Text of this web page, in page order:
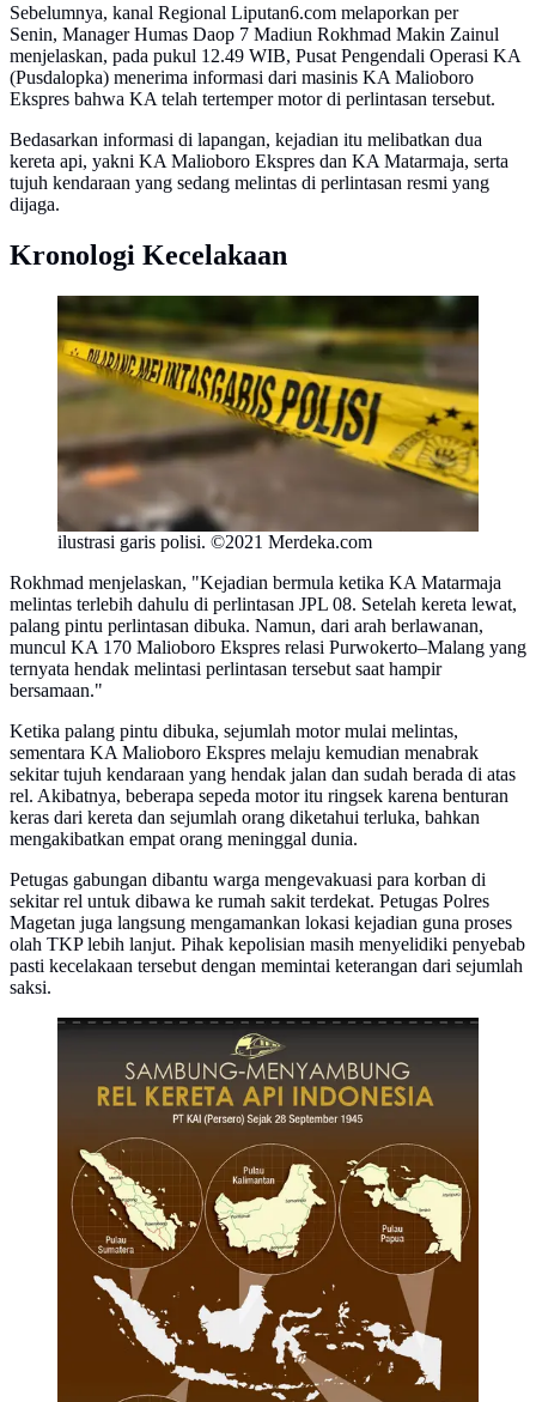
Sebelumnya, kanal Regional Liputan6.com melaporkan per
Senin, Manager Humas Daop 7 Madiun Rokhmad Makin Zainul
menjelaskan, pada pukul 12.49 WIB, Pusat Pengendali Operasi KA
(Pusdalopka) menerima informasi dari masinis KA Malioboro
Ekspres bahwa KA telah tertemper motor di perlintasan tersebut.
Bedasarkan informasi di lapangan, kejadian itu melibatkan dua
kereta api, yakni KA Malioboro Ekspres dan KA Matarmaja, serta
tujuh kendaraan yang sedang melintas di perlintasan resmi yang
dijaga.
Kronologi Kecelakaan
ilustrasi garis polisi. ©2021 Merdeka.com
Rokhmad menjelaskan, "Kejadian bermula ketika KA Matarmaja
melintas terlebih dahulu di perlintasan JPL 08. Setelah kereta lewat,
palang pintu perlintasan dibuka. Namun, dari arah berlawanan,
muncul KA 170 Malioboro Ekspres relasi Purwokerto–Malang yang
ternyata hendak melintasi perlintasan tersebut saat hampir
bersamaan."
Ketika palang pintu dibuka, sejumlah motor mulai melintas,
sementara KA Malioboro Ekspres melaju kemudian menabrak
sekitar tujuh kendaraan yang hendak jalan dan sudah berada di atas
rel. Akibatnya, beberapa sepeda motor itu ringsek karena benturan
keras dari kereta dan sejumlah orang diketahui terluka, bahkan
mengakibatkan empat orang meninggal dunia.
Petugas gabungan dibantu warga mengevakuasi para korban di
sekitar rel untuk dibawa ke rumah sakit terdekat. Petugas Polres
Magetan juga langsung mengamankan lokasi kejadian guna proses
olah TKP lebih lanjut. Pihak kepolisian masih menyelidiki penyebab
pasti kecelakaan tersebut dengan memintai keterangan dari sejumlah
saksi.